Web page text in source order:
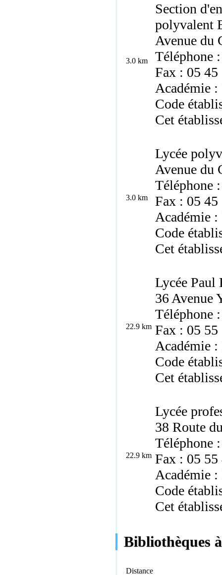
3.0 km
Section
polyvalent
Avenue du
Téléphone
Fax : 05 45
Académie
Code
Cet
3.0 km
Lycée
Avenue du
Téléphone
Fax : 05 45
Académie
Code
Cet
22.9 km
Lycée Paul
36 Avenue
Téléphone
Fax : 05 55
Académie
Code
Cet
22.9 km
Lycée
38 Route
Téléphone
Fax : 05 55
Académie
Code
Cet
Bibliothèques
Distance